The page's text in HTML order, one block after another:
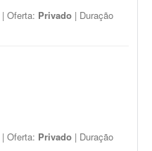
| Oferta: Privado | Duração
| Oferta: Privado | Duração